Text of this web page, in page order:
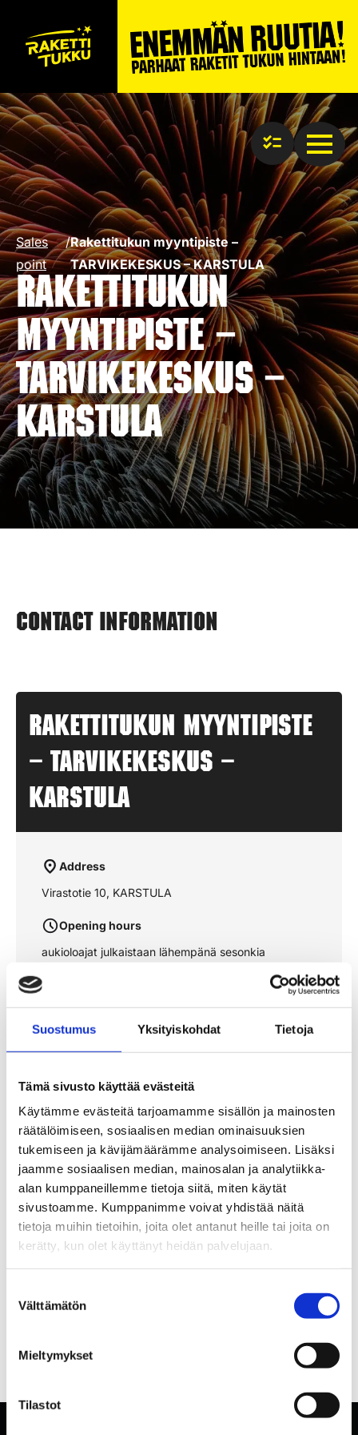
Suostumus Yksityiskohdat Tietoja
Tämä sivusto käyttää evästeitä
Käytämme evästeitä tarjoamamme sisällön ja mainosten
räätälöimiseen, sosiaalisen median ominaisuuksien
tukemiseen ja kävijämäärämme analysoimiseen. Lisäksi
jaamme sosiaalisen median, mainosalan ja analytiikka-
alan kumppaneillemme tietoja siitä, miten käytät
sivustoamme. Kumppanimme voivat yhdistää näitä
tietoja muihin tietoihin, joita olet antanut heille tai joita on
kerätty, kun olet käyttänyt heidän palvelujaan.
valinta
Välttämätön
Mieltymykset
Tilastot
Sales
point
/Rakettitukun myyntipiste –
TARVIKEKESKUS – KARSTULA
Rakettitukun
myyntipiste –
TARVIKEKESKUS –
KARSTULA
Contact information
Rakettitukun myyntipiste
– TARVIKEKESKUS –
KARSTULA
Address
Virastotie 10, KARSTULA
Opening hours
aukioloajat julkaistaan lähempänä sesonkia
See the route on the map